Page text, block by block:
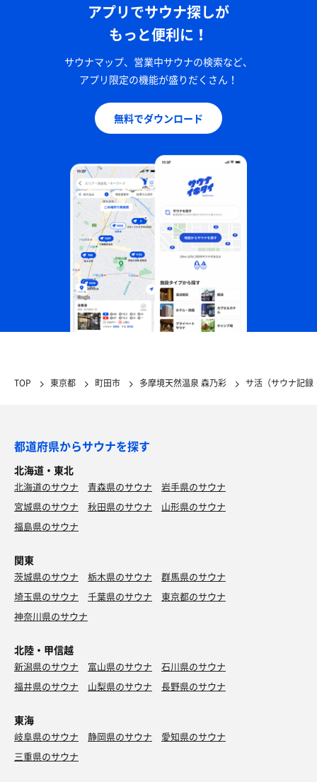
アプリでサウナ探しが
もっと便利に！
サウナマップ、営業中サウナの検索など、
アプリ限定の機能が盛りだくさん！
無料でダウンロード
TOP 東京都 町田市 多摩境天然温泉 森乃彩 サ活（サウナ記録
都道府県からサウナを探す
北海道・東北
北海道のサウナ 青森県のサウナ
岩手県のサウナ
宮城県のサウナ
秋田県のサウナ
山形県のサウナ
福島県のサウナ
関東
茨城県のサウナ 栃木県のサウナ
群馬県のサウナ
埼玉県のサウナ
千葉県のサウナ
東京都のサウナ
神奈川県のサウナ
北陸・甲信越
新潟県のサウナ 富山県のサウナ
石川県のサウナ
福井県のサウナ
山梨県のサウナ 長野県のサウナ
東海
岐阜県のサウナ 静岡県のサウナ
愛知県のサウナ
三重県のサウナ